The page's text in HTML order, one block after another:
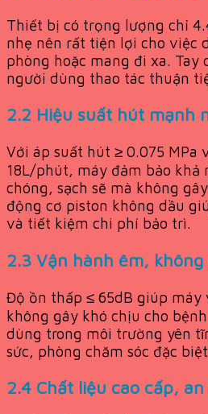
Thiết bị có trọng lượng chỉ
nhẹ nên rất tiện lợi cho việc
phòng hoặc mang đi xa. Tay
người dùng thao tác thuận
2.2 Hiệu suất hút mạnh
Với áp suất hút ≥ 0.075 MPa
18L/phút, máy đảm bảo khả
chóng, sạch sẽ mà không
động cơ piston không dầu
và tiết kiệm chi phí bảo trì.
2.3 Vận hành êm,
Độ ồn thấp ≤ 65dB giúp máy
không gây khó chịu cho
dùng trong môi trường yên
sức, phòng chăm sóc đặc
2.4 Chất liệu cao cấp,